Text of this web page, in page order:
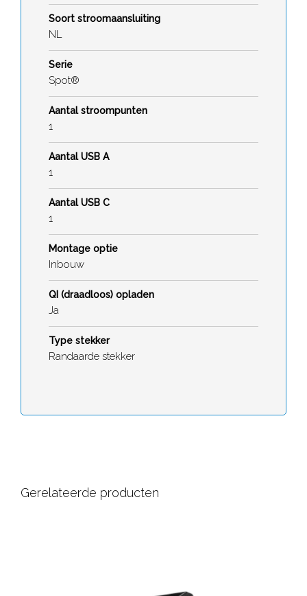
Soort stroomaansluiting
NL
Serie
Spot®
Aantal stroompunten
1
Aantal USB A
1
Aantal USB C
1
Montage optie
Inbouw
QI (draadloos) opladen
Ja
Type stekker
Randaarde stekker
Gerelateerde producten